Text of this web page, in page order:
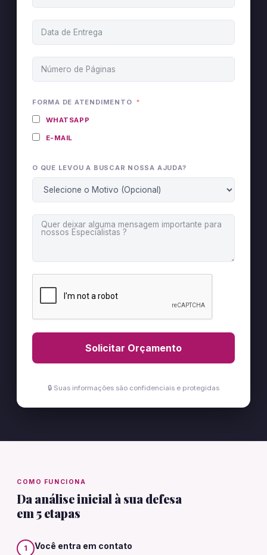
FORMA DE ATENDIMENTO
WHATSAPP
E-MAIL
O QUE LEVOU A BUSCAR NOSSA AJUDA?
Solicitar Orçamento
🔒 Suas informações são confidenciais e protegidas
COMO FUNCIONA
Da análise inicial à sua defesa
em 5 etapas
1 Você entra em contato